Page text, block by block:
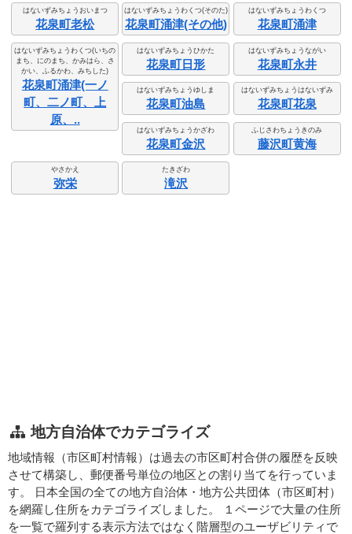
はないずみちょうおいまつ
花泉町老松
はないずみちょうわくつ(そのた)
花泉町涌津(その他)
はないずみちょうわくつ
花泉町涌津
はないずみちょうわくつ(いちの
まち、にのまち、かみはら、さ
かい、ふるかわ、みちした)
花泉町涌津(一ノ
町、二ノ町、上
原、..
はないずみちょうひかた
花泉町日形
はないずみちょうながい
花泉町永井
はないずみちょうゆしま
花泉町油島
はないずみちょうはないずみ
花泉町花泉
はないずみちょうかざわ
花泉町金沢
ふじさわちょうきのみ
藤沢町黄海
やさかえ
弥栄
たきざわ
滝沢
地方自治体でカテゴライズ
地域情報（市区町村情報）は過去の市区町村合併の履歴を反映
させて構築し、郵便番号単位の地区との割り当てを行っていま
す。 日本全国の全ての地方自治体・地方公共団体（市区町村）
を網羅し住所をカテゴライズしました。 １ページで大量の住所
を一覧で羅列する表示方法ではなく階層型のユーザビリティで